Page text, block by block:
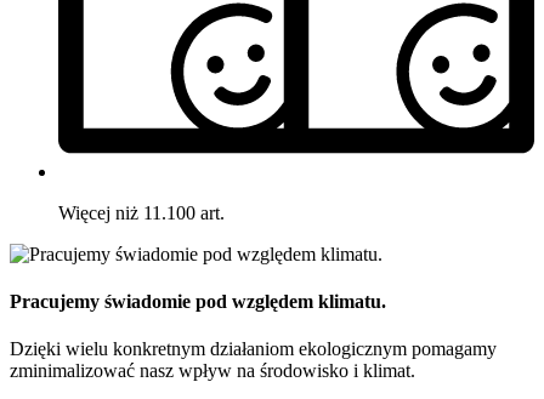
Więcej niż 11.100 art.
Pracujemy świadomie pod względem klimatu.
Dzięki wielu konkretnym działaniom ekologicznym pomagamy
zminimalizować nasz wpływ na środowisko i klimat.